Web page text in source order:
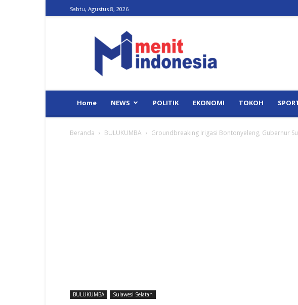
Sabtu, Agustus 8, 2026
Indonesia
Home NEWS POLITIK EKONOMI TOKOH
Beranda BULUKUMBA Groundbreaking Irigasi Bontonyeleng, Gubernur
BULUKUMBA Sulawesi Selatan